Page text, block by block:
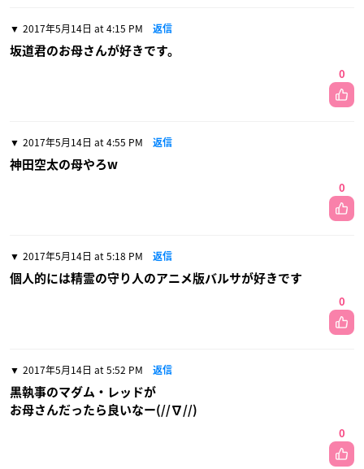
2017年5月14日 at 4:15 PM 返信
坂道君のお母さんが好きです。
0
2017年5月14日 at 4:55 PM 返信
神田空太の母やろw
0
2017年5月14日 at 5:18 PM 返信
個人的には精霊の守り人のアニメ版バルサが好きです
0
2017年5月14日 at 5:52 PM 返信
黒執事のマダム・レッドが
お母さんだったら良いなー(//∇//)
0